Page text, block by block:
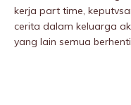
kerja part time,
cerita dalam keluarga
yang lain semua